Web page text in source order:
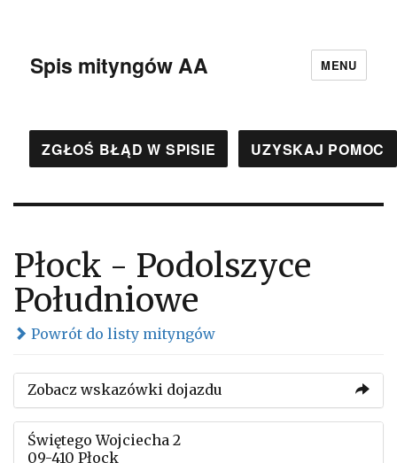
Spis mityngów AA MENU
ZGŁOŚ BŁĄD W SPISIE UZYSKAJ POMOC
Płock - Podolszyce
Południowe
Powrót do listy mityngów
Zobacz wskazówki dojazdu
Świętego Wojciecha 2
09-410 Płock